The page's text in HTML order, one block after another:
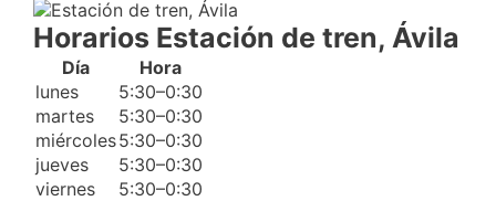
Horarios Estación de tren, Ávila
Día
Hora
lunes
5:30–0:30
martes
5:30–0:30
miércoles5:30–0:30
jueves
5:30–0:30
viernes
5:30–0:30